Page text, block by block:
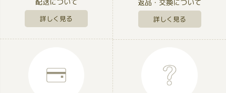
詳しく見る
返品・交換について
詳しく見る